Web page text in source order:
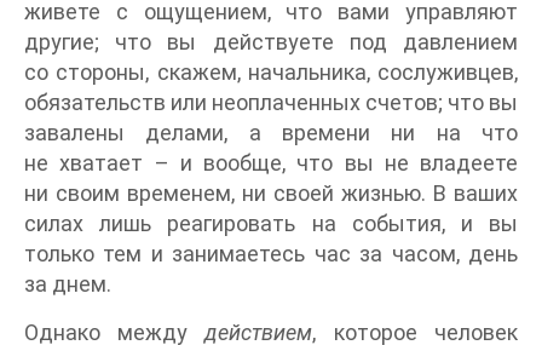
живете с ощущением, что вами управляют
другие; что вы действуете под давлением
со стороны, скажем, начальника, сослуживцев,
обязательств или неоплаченных счетов; что вы
завалены делами, а времени ни на что
не хватает – и вообще, что вы не владеете
ни своим временем, ни своей жизнью. В ваших
силах лишь реагировать на события, и вы
только тем и занимаетесь час за часом, день
за днем.
Однако между действием, которое человек